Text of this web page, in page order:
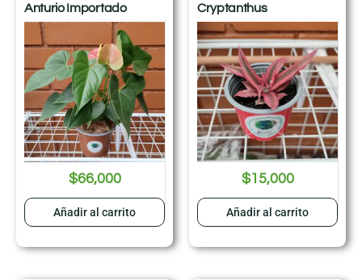
Anturio Importado
$66,000
Añadir al carrito
Cryptanthus
$15,000
Añadir al carrito